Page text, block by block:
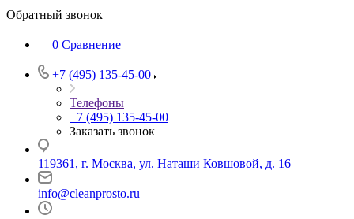
Обратный звонок
0 Сравнение
+7 (495) 135-45-00
Телефоны
+7 (495) 135-45-00
Заказать звонок
119361, г. Москва, ул. Наташи Ковшовой, д. 16
info@cleanprosto.ru